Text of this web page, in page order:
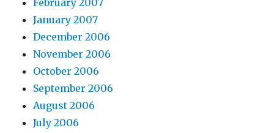
February 2007
January 2007
December 2006
November 2006
October 2006
September 2006
August 2006
July 2006